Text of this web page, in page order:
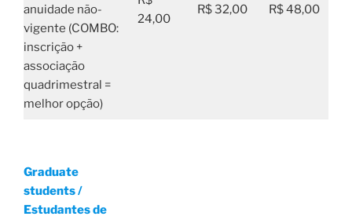
anuidade não-
vigente (COMBO:
inscrição +
associação
quadrimestral =
melhor opção)
24,00
R$ 32,00 R$ 48,00
Graduate
students /
Estudantes de